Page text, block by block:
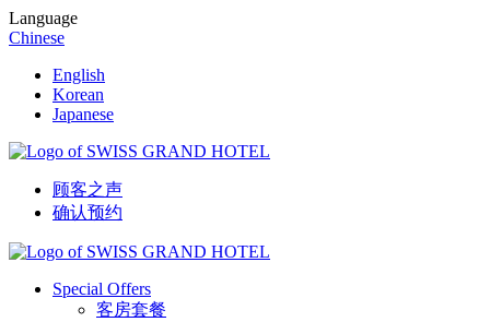
Language
Chinese
English
Korean
Japanese
顾客之声
确认预约
Special Offers
客房套餐